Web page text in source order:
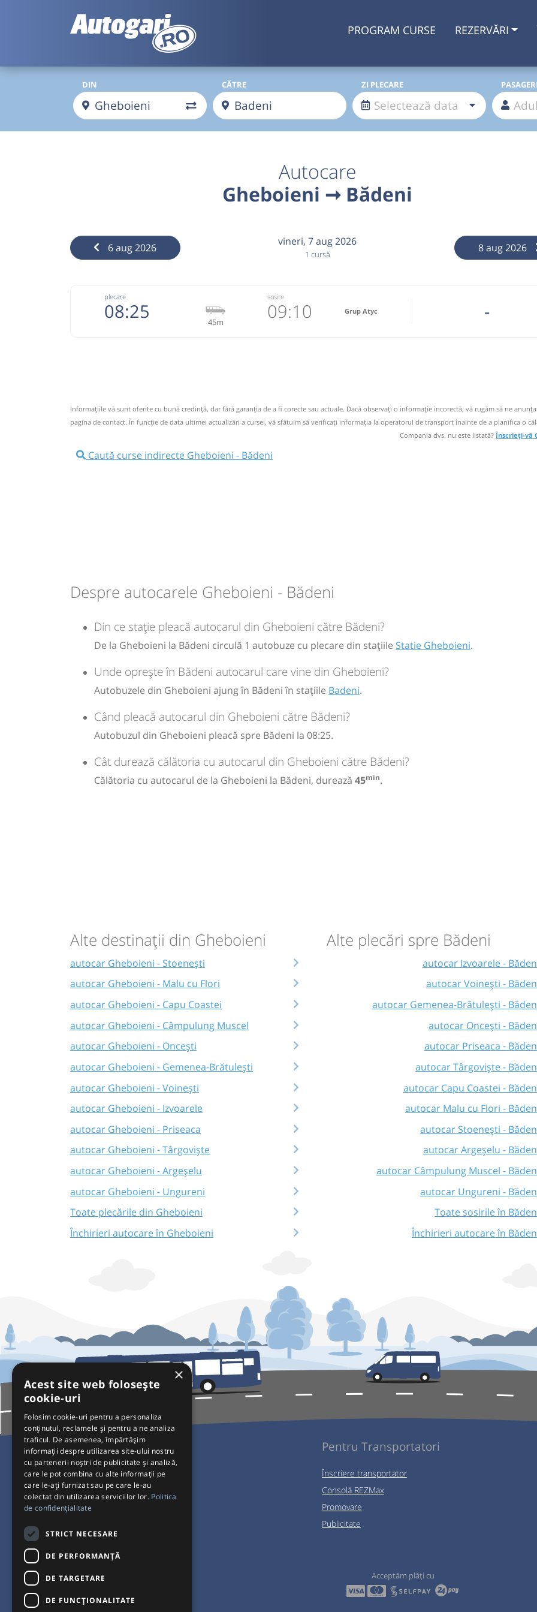
PROGRAM CURSE REZERVĂRI
DIN CĂTRE ZI PLECARE PASAGERI
Autocare
Gheboieni ➞ Bădeni
6 aug 2026 vineri, 7 aug 2026
1 cursă 8 aug 2026
plecare
08:25 45m
sosire
09:10 Grup Atyc -
Nu a circulat?Semnalați aici
Pune poze din călătoria ta ⤣
08:25 Gheboieni Statie Gheboieni
Sursa: GRUP ATYC SRL | Ultima actualizare: 11/2025
Informaţiile vă sunt oferite cu bună credinţă, dar fără garanţia de a fi corecte sau actuale. Dacă observați o informaţie incorectă, vă rugăm să ne
pagina de contact. În funcție de data ultimei actualizări a cursei, vă sfătuim să verificaţi informaţia la operatorul de transport înainte de a planifica o
Compania dvs. nu este listată?Înscrieți-vă
Caută curse indirecte Gheboieni - Bădeni
Despre autocarele Gheboieni - Bădeni
Din ce stație pleacă autocarul din Gheboieni către Bădeni?
De la Gheboieni la Bădeni circulă 1 autobuze cu plecare din stațiile Statie Gheboieni.
Unde oprește în Bădeni autocarul care vine din Gheboieni?
Autobuzele din Gheboieni ajung în Bădeni în stațiile Badeni.
Când pleacă autocarul din Gheboieni către Bădeni?
Autobuzul din Gheboieni pleacă spre Bădeni la 08:25.
Cât durează călătoria cu autocarul din Gheboieni către Bădeni?
Călătoria cu autocarul de la Gheboieni la Bădeni, durează 45min.
Alte destinații din Gheboieni
autocar Gheboieni - Stoenești
autocar Gheboieni - Malu cu Flori
autocar Gheboieni - Capu Coastei
autocar Gheboieni - Câmpulung Muscel
autocar Gheboieni - Oncești
autocar Gheboieni - Gemenea-Brătulești
autocar Gheboieni - Voinești
autocar Gheboieni - Izvoarele
autocar Gheboieni - Priseaca
autocar Gheboieni - Târgoviște
autocar Gheboieni - Argeșelu
autocar Gheboieni - Ungureni
Toate plecările din Gheboieni
Închirieri autocare în Gheboieni
Alte plecări spre Bădeni
autocar Izvoarele -
autocar Voinești -
autocar Gemenea-Brătulești -
autocar Oncești -
autocar Priseaca -
autocar Târgoviște -
autocar Capu Coastei -
autocar Malu cu Flori -
autocar Stoenești -
autocar Argeșelu -
autocar Câmpulung Muscel -
autocar Ungureni -
Toate sosirile în
Închirieri autocare în
Pentru Călători
Curse autobuz
Plecări/Sosiri
Setări de cookie-uri
Pentru Transportatori
Înscriere transportator
Consolă REZMax
Promovare
Publicitate
Acceptăm plăți cu
×
Acest site web folosește
cookie-uri
Folosim cookie-uri pentru a personaliza
conținutul, reclamele și pentru a ne analiza
traficul. De asemenea, împărtășim
informații despre utilizarea site-ului nostru
cu partenerii noștri de publicitate și analiză,
care le pot combina cu alte informații pe
care le-ați furnizat sau pe care le-au
colectat din utilizarea serviciilor lor. Politica
de confidențialitate
STRICT NECESARE
DE PERFORMANȚĂ
DE TARGETARE
DE FUNCŢIONALITATE